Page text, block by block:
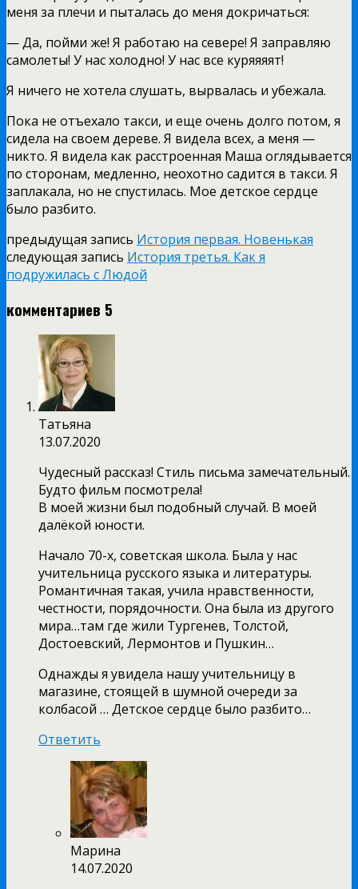
меня за плечи и пыталась до меня докричаться:
— Да, пойми же! Я работаю на севере! Я заправляю
самолеты! У нас холодно! У нас все куряяяят!
Я ничего не хотела слушать, вырвалась и убежала.
Пока не отъехало такси, и еще очень долго потом, я
сидела на своем дереве. Я видела всех, а меня —
никто. Я видела как расстроенная Маша оглядывается
по сторонам, медленно, неохотно садится в такси. Я
заплакала, но не спустилась. Мое детское сердце
было разбито.
предыдущая запись История первая. Новенькая
следующая запись История третья. Как я
подружилась с Людой
комментариев 5
Татьяна
13.07.2020
Чудесный рассказ! Стиль письма замечательный.
Будто фильм посмотрела!
В моей жизни был подобный случай. В моей
далёкой юности.
Начало 70-х, советская школа. Была у нас
учительница русского языка и литературы.
Романтичная такая, учила нравственности,
честности, порядочности. Она была из другого
мира…там где жили Тургенев, Толстой,
Достоевский, Лермонтов и Пушкин…
Однажды я увидела нашу учительницу в
магазине, стоящей в шумной очереди за
колбасой … Детское сердце было разбито…
Ответить
Марина
14.07.2020